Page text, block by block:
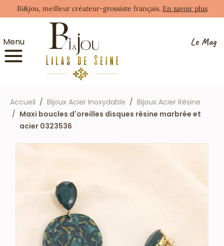
Bi&jou, meilleur créateur-grossiste français. En savoir plus
Menu Le Mag
Accueil Bijoux Acier Inoxydable
Bijoux Acier Résine
Maxi boucles d'oreilles disques résine marbrée et
acier 0323536